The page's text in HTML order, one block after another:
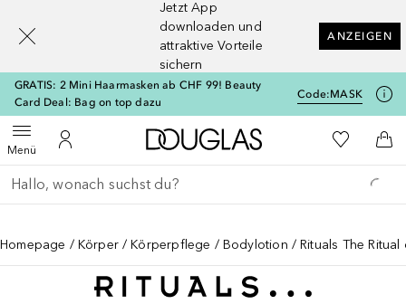
Jetzt App
downloaden und
attraktive Vorteile
sichern
ANZEIGEN
GRATIS: 2 Mini Haarmasken ab CHF 99! Beauty
Card Deal: Bag on top dazu
Code:MASK
MenüMenü öffnenZu Meinem Kundenkonto
Zur Douglas Startseite
Zu Meiner
Gehe zurück
Suche ausführen
Homepage Körper Körperpflege Bodylotion Rituals The
[navigation.slideout.screenreader]